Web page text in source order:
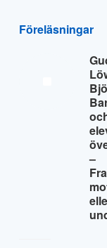
Föreläsningar
–